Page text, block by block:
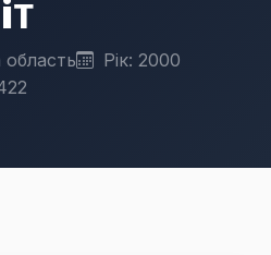
Рік: 2000